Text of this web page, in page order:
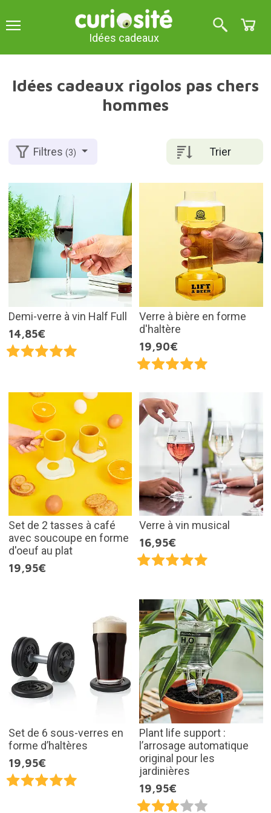
Idées cadeaux
Idées cadeaux rigolos pas chers
hommes
Trier
Filtres(3)
Demi-verre à vin Half Full
14,85€
Verre à bière en forme
d'haltère
19,90€
Set de 2 tasses à café
avec soucoupe en forme
d'oeuf au plat
19,95€
Verre à vin musical
16,95€
Set de 6 sous-verres en
forme d’haltères
19,95€
Plant life support :
l’arrosage automatique
original pour les
jardinières
19,95€